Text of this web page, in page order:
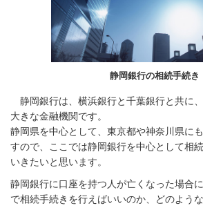
静岡銀行の相続手続き
静岡銀行は、横浜銀行と千葉銀行と共に
大きな金融機関です。
静岡県を中心として、東京都や神奈川県に
すので、ここでは静岡銀行を中心として相
いきたいと思います。
静岡銀行に口座を持つ人が亡くなった場合
で相続手続きを行えばいいのか、どのよう